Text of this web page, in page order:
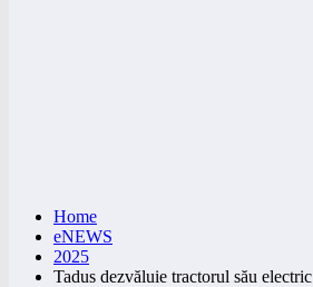
Home
eNEWS
2025
Tadus dezvăluie tractorul său electric